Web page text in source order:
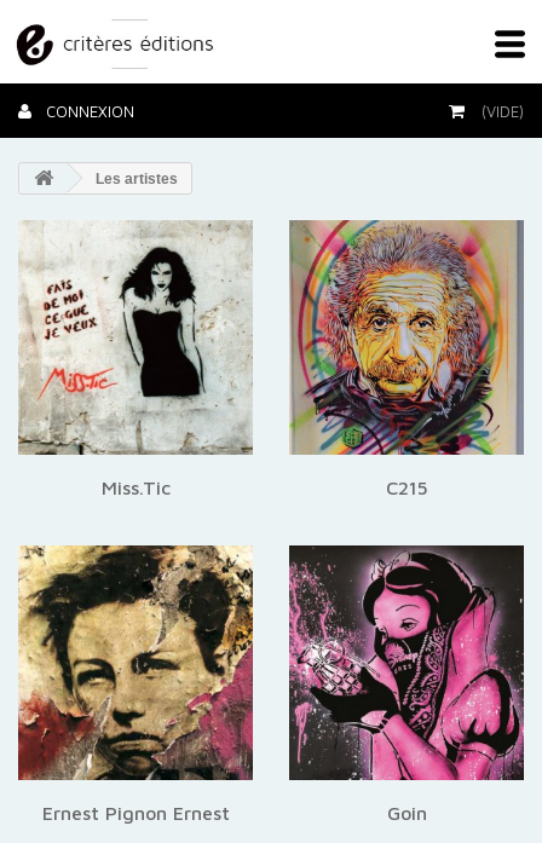
CONNEXION (VIDE)
Les artistes
Miss.Tic C215
Ernest Pignon Ernest Goin